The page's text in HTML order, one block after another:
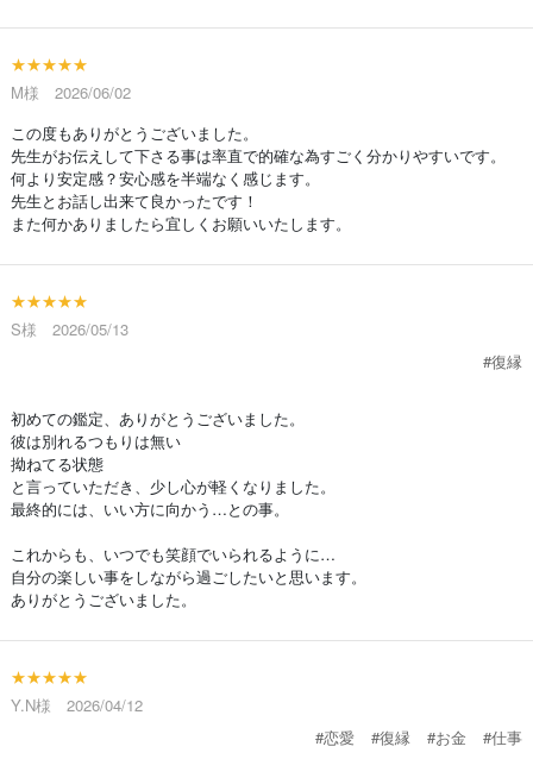
★★★★★
M様 2026/06/02
この度もありがとうございました。
先生がお伝えして下さる事は率直で的確な為すごく分かりやすいです。
何より安定感？安心感を半端なく感じます。
先生とお話し出来て良かったです！
また何かありましたら宜しくお願いいたします。
★★★★★
S様 2026/05/13
#復縁
初めての鑑定、ありがとうございました。
彼は別れるつもりは無い
拗ねてる状態
と言っていただき、少し心が軽くなりました。
最終的には、いい方に向かう…との事。
これからも、いつでも笑顔でいられるように…
自分の楽しい事をしながら過ごしたいと思います。
ありがとうございました。
★★★★★
Y.N様 2026/04/12
#恋愛
#復縁 #お金
#仕事